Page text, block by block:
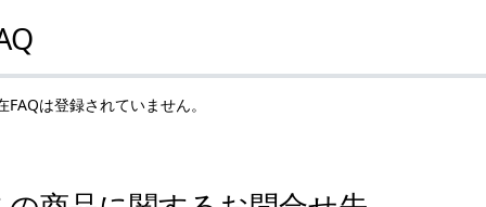
FAQは登録されていません。